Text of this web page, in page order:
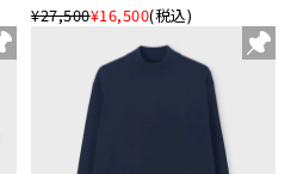
¥27,500¥16,500(税込)